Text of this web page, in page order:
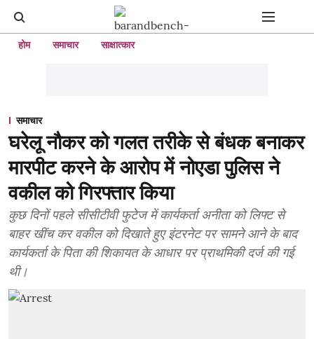
होम समाचार साक्षात्कार
समाचार
घरेलू नौकर को गलत तरीके से बंधक बनाकर
मारपीट करने के आरोप में नोएडा पुलिस ने
वकील को गिरफ्तार किया
कुछ दिनों पहले सीसीटीवी फुटेज में कार्यकर्ता अनीता को लिफ्ट से
बाहर खींच कर वकील को दिखाते हुए इंटरनेट पर सामने आने के बाद
कार्यकर्ता के पिता की शिकायत के आधार पर प्राथमिकी दर्ज की गई
थी।